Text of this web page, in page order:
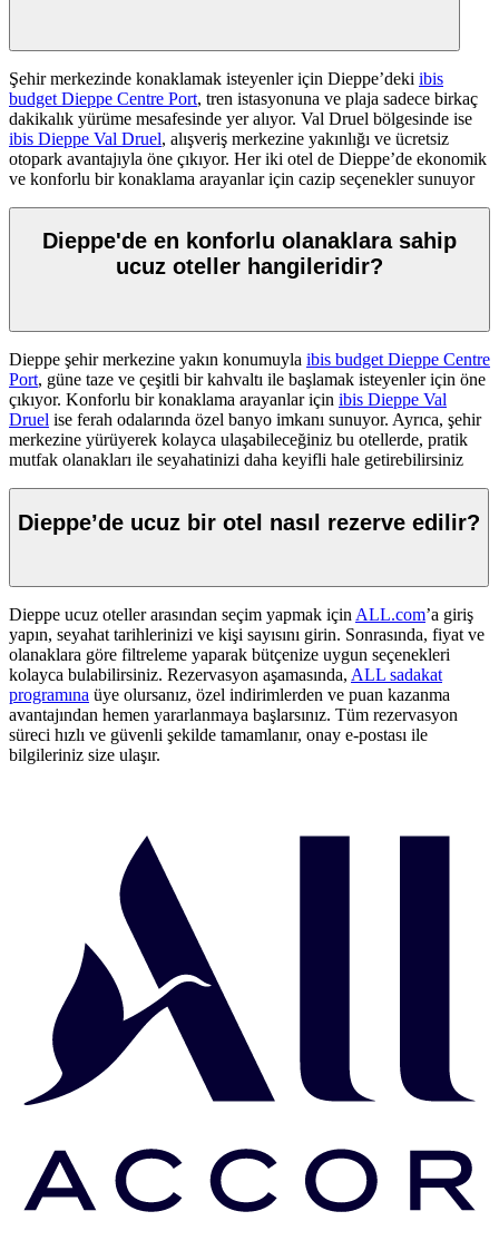
Şehir merkezinde konaklamak isteyenler için Dieppe’deki ibis
budget Dieppe Centre Port, tren istasyonuna ve plaja sadece birkaç
dakikalık yürüme mesafesinde yer alıyor. Val Druel bölgesinde ise
ibis Dieppe Val Druel, alışveriş merkezine yakınlığı ve ücretsiz
otopark avantajıyla öne çıkıyor. Her iki otel de Dieppe’de ekonomik
ve konforlu bir konaklama arayanlar için cazip seçenekler sunuyor
Dieppe'de en konforlu olanaklara sahip
ucuz oteller hangileridir?
Dieppe şehir merkezine yakın konumuyla ibis budget Dieppe Centre
Port, güne taze ve çeşitli bir kahvaltı ile başlamak isteyenler için öne
çıkıyor. Konforlu bir konaklama arayanlar için ibis Dieppe Val
Druel ise ferah odalarında özel banyo imkanı sunuyor. Ayrıca, şehir
merkezine yürüyerek kolayca ulaşabileceğiniz bu otellerde, pratik
mutfak olanakları ile seyahatinizi daha keyifli hale getirebilirsiniz
Dieppe’de ucuz bir otel nasıl rezerve edilir?
Dieppe ucuz oteller arasından seçim yapmak için ALL.com’a giriş
yapın, seyahat tarihlerinizi ve kişi sayısını girin. Sonrasında, fiyat ve
olanaklara göre filtreleme yaparak bütçenize uygun seçenekleri
kolayca bulabilirsiniz. Rezervasyon aşamasında, ALL sadakat
programına üye olursanız, özel indirimlerden ve puan kazanma
avantajından hemen yararlanmaya başlarsınız. Tüm rezervasyon
süreci hızlı ve güvenli şekilde tamamlanır, onay e-postası ile
bilgileriniz size ulaşır.